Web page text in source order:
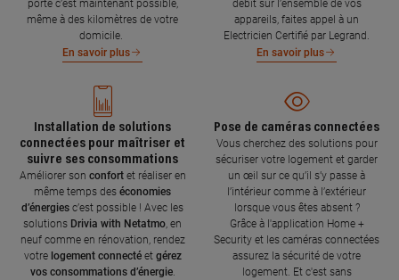
porte c’est maintenant possible,
même à des kilomètres de votre
domicile.
En savoir plus
débit sur l’ensemble de vos
appareils, faites appel à un
Electricien Certifié par Legrand.
En savoir plus
Installation de solutions
connectées pour maîtriser et
suivre ses consommations
Améliorer son confort et réaliser en
même temps des économies
d’énergies c’est possible ! Avec les
solutions Drivia with Netatmo , en
neuf comme en rénovation, rendez
votre logement connecté et gérez
vos consommations d’énergie.
Pose de caméras connectées
Vous cherchez des solutions pour
sécuriser votre logement et garder
un œil sur ce qu’il s’y passe à
l’intérieur comme à l’extérieur
lorsque vous êtes absent ?
Grâce à l'application Home +
Security et les caméras connectées
assurez la sécurité de votre
logement. Et c'est sans